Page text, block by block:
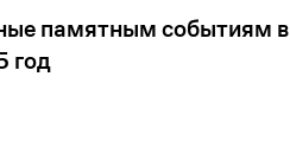
памятным событиям в
год